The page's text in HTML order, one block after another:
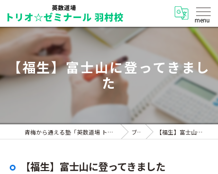
【福生】富士山に登ってきまし
た
青梅から通える塾「英数道場 トリオ☆ゼミナール 羽村校」 ブログ 【福生】富士山に登ってきました
【福生】富士山に登ってきました